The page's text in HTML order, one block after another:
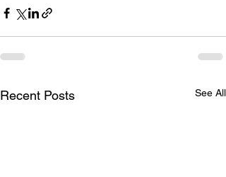
Recent Posts See All